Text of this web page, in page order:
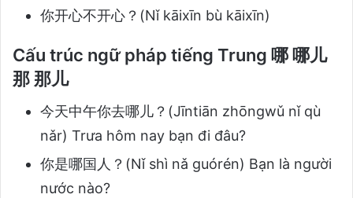
你开心不开心？(Nǐ kāixīn bù kāixīn)
Cấu trúc ngữ pháp tiếng Trung 哪 哪儿
那 那儿
今天中午你去哪儿？(Jīntiān zhōngwǔ nǐ qù
nǎr) Trưa hôm nay bạn đi đâu?
你是哪国人？(Nǐ shì nǎ guórén) Bạn là người
nước nào?